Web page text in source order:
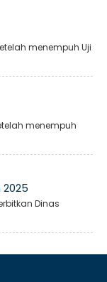
menempuh Uji
menempuh
Dinas